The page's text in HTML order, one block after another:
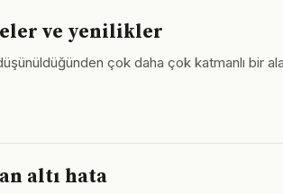
ve yenilikler
çok daha çok katmanlı bir
altı hata